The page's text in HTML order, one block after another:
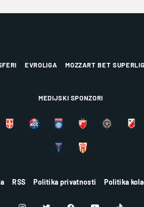
EVROLIGA MOZZART BET
MEDIJSKI SPONZORI
RSS Politika privatnosti Politika